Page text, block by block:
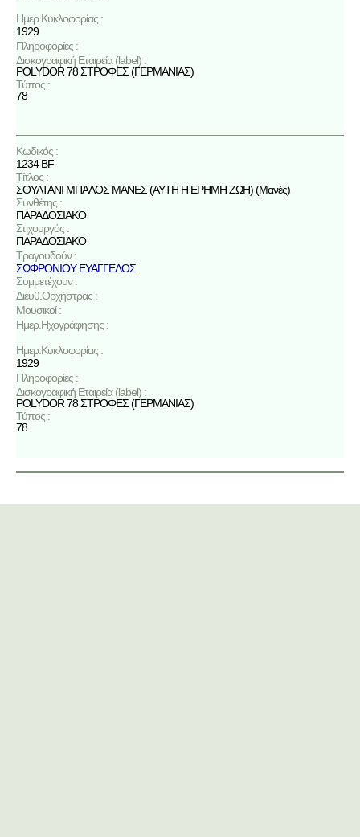
Ημερ.Κυκλοφορίας :
1929
Πληροφορίες :
Δισκογραφική Εταιρεία (label) :
POLYDOR 78 ΣΤΡΟΦΕΣ (ΓΕΡΜΑΝΙΑΣ)
Τύπος :
78
Κωδικός :
1234 BF
Τίτλος :
ΣΟΥΛΤΑΝΙ ΜΠΑΛΟΣ ΜΑΝΕΣ (ΑΥΤΗ Η ΕΡΗΜΗ ΖΩΗ) (Μανές)
Συνθέτης :
ΠΑΡΑΔΟΣΙΑΚΟ
Στιχουργός :
ΠΑΡΑΔΟΣΙΑΚΟ
Τραγουδούν :
ΣΩΦΡΟΝΙΟΥ ΕΥΑΓΓΕΛΟΣ
Συμμετέχουν :
Διεύθ.Ορχήστρας :
Μουσικοί :
Ημερ.Ηχογράφησης :
Ημερ.Κυκλοφορίας :
1929
Πληροφορίες :
Δισκογραφική Εταιρεία (label) :
POLYDOR 78 ΣΤΡΟΦΕΣ (ΓΕΡΜΑΝΙΑΣ)
Τύπος :
78